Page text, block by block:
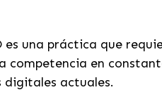
una práctica que
en
actuales.